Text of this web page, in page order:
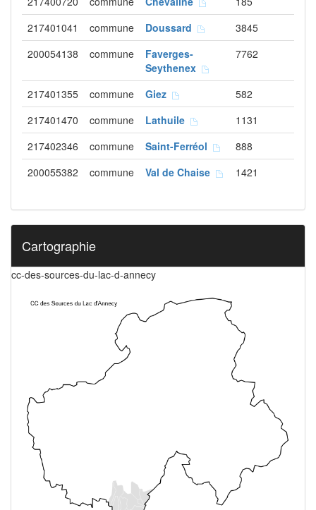
217401041
commune Doussard
3845
200054138
commune
Faverges-
Seythenex
7762
217401355 commune Giez
582
217401470
commune Lathuile
1131
217402346
commune Saint-Ferréol
888
200055382
commune Val de Chaise 1421
Cartographie
cc-des-sources-du-lac-d-annecy